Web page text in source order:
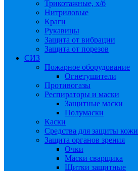
Трикотажные, х/б
Нитриловые
Краги
Рукавицы
Защита от вибрации
Защита от порезов
СИЗ
Пожарное оборудование
Огнетушители
Противогазы
Респираторы и маски
Защитные маски
Полумаски
Каски
Средства для защиты кожи
Защита органов зрения
Очки
Маски сварщика
Щитки защитные